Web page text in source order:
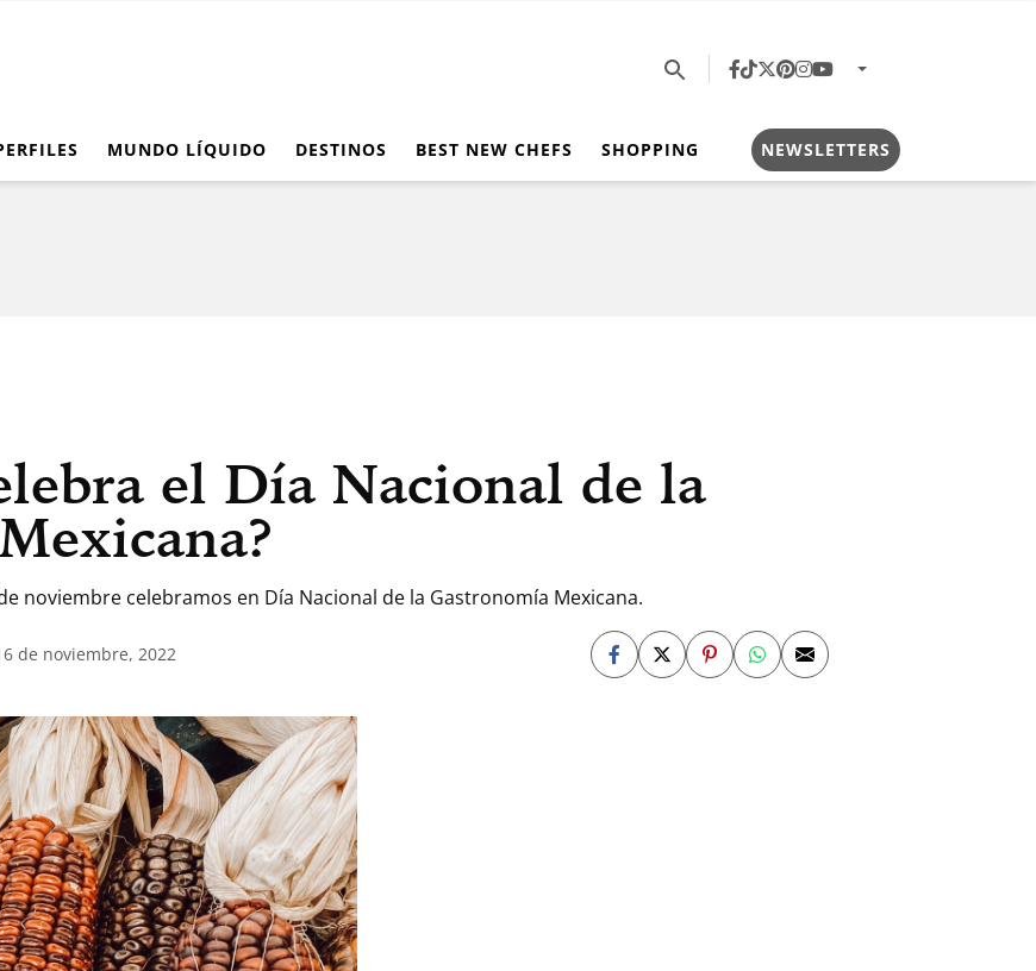
MUNDO LÍQUIDO DESTINOS BEST NEW CHEFS SHOPPING NEWSLETTERS
el Día Nacional de la
noviembre celebramos en Día Nacional de la Gastronomía Mexicana.
de noviembre, 2022